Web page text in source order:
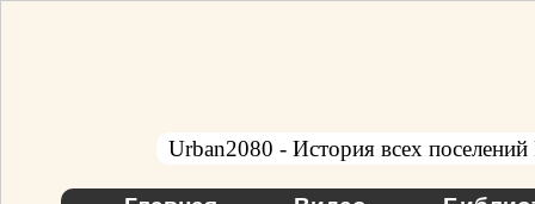
Urban2080 - История всех поселений